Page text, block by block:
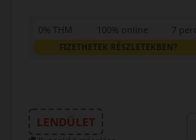
0% THM 100% online 7 perc
FIZETHETEK RÉSZLETEKBEN?
LENDÜLET